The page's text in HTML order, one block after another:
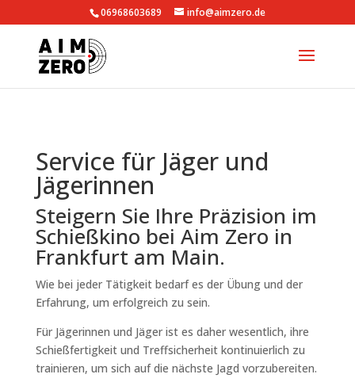
06968603689 info@aimzero.de
Service für Jäger und
Jägerinnen
Steigern Sie Ihre Präzision im
Schießkino bei Aim Zero in
Frankfurt am Main.
Wie bei jeder Tätigkeit bedarf es der Übung und der
Erfahrung, um erfolgreich zu sein.
Für Jägerinnen und Jäger ist es daher wesentlich, ihre
Schießfertigkeit und Treffsicherheit kontinuierlich zu
trainieren, um sich auf die nächste Jagd vorzubereiten.